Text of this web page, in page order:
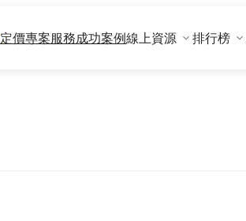
定價專案服務成功案例線上資源 排行榜